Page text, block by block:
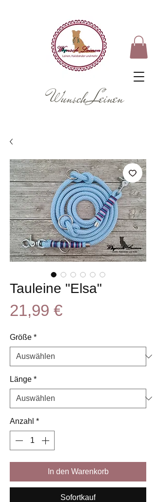
Wunsch Leinen
Tauleine "Elsa"
21,99 €Preis
Größe *
Länge *
Anzahl *
In den Warenkorb
Sofortkauf